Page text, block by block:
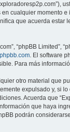
cualquier momento
que acuerda
“phpBB Limited”,
. El software
Para más
otro material que
expulsado y, si
Acuerda que
que haya
podrán